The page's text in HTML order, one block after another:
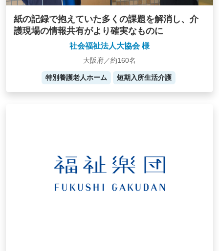
紙の記録で抱えていた多くの課題を解消し、介
護現場の情報共有がより確実なものに
社会福祉法人大協会 様
大阪府／約160名
特別養護老人ホーム 短期入所生活介護